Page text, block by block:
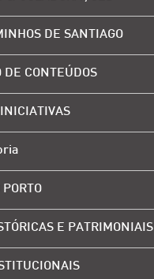
DE SANTIAGO
DE CONTEÚDOS
E PATRIMONIAIS